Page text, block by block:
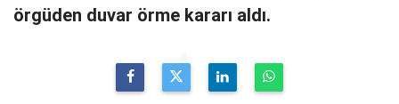
örgüden duvar örme kararı aldı.